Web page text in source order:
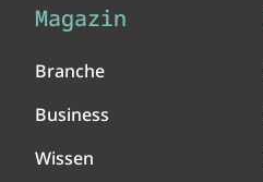
Magazin
Branche
Business
Wissen